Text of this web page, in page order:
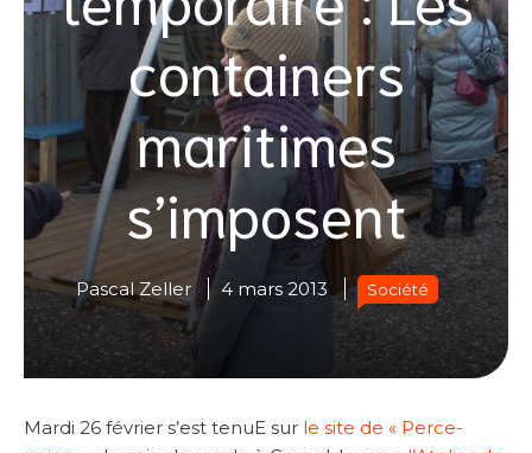
containers
maritimes
s’imposent
Pascal Zeller 4 mars 2013 Société
Mardi 26 février s’est tenuE sur le site de « Perce-